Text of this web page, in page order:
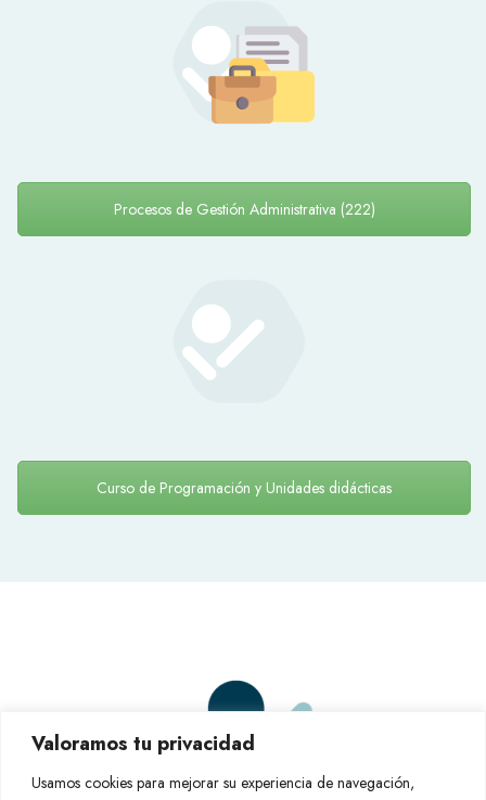
Valoramos tu privacidad
Usamos cookies para mejorar su experiencia de navegación,
Procesos de Gestión Administrativa (222)
Curso de Programación y Unidades didácticas